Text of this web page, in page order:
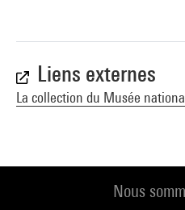
Liens externes
La collection du Musée
Nous